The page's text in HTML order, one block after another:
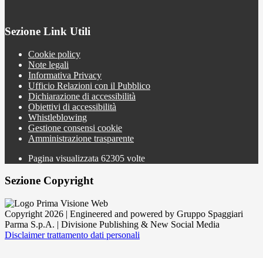
Sezione Link Utili
Cookie policy
Note legali
Informativa Privacy
Ufficio Relazioni con il Pubblico
Dichiarazione di accessibilità
Obiettivi di accessibilità
Whistleblowing
Gestione consensi cookie
Amministrazione trasparente
Pagina visualizzata 62305 volte
Sezione Copyright
Copyright 2026 | Engineered and powered by Gruppo Spaggiari
Parma S.p.A. | Divisione Publishing & New Social Media
Disclaimer trattamento dati personali